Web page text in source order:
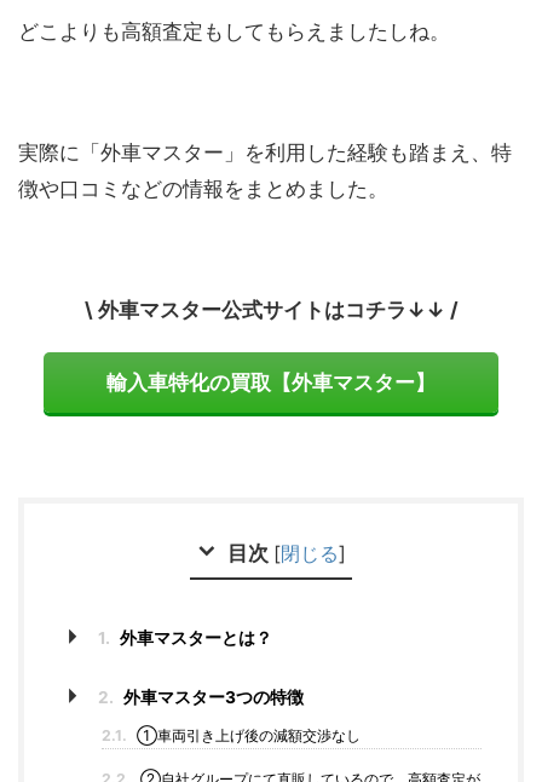
どこよりも高額査定もしてもらえましたしね。
実際に「外車マスター」を利用した経験も踏まえ、特
徴や口コミなどの情報をまとめました。
\ 外車マスター公式サイトはコチラ↓↓ /
輸入車特化の買取【外車マスター】
目次 [閉じる]
1. 外車マスターとは？
2. 外車マスター3つの特徴
2.1. ①車両引き上げ後の減額交渉なし